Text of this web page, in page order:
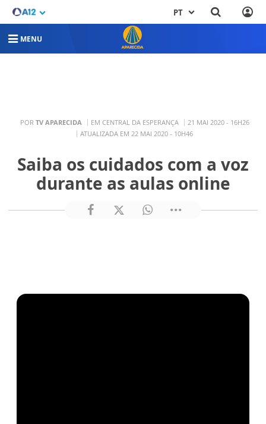
PT
MENU
POR TV APARECIDA EM CENTRAL DA ESPERANÇA
21 MAI 2020 - 16H26
ATUALIZADA EM 22 MAI 2020 - 10H46
Saiba os cuidados com a voz
durante as aulas online